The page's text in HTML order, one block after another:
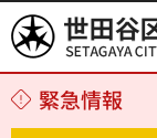
世田谷区
緊急情報